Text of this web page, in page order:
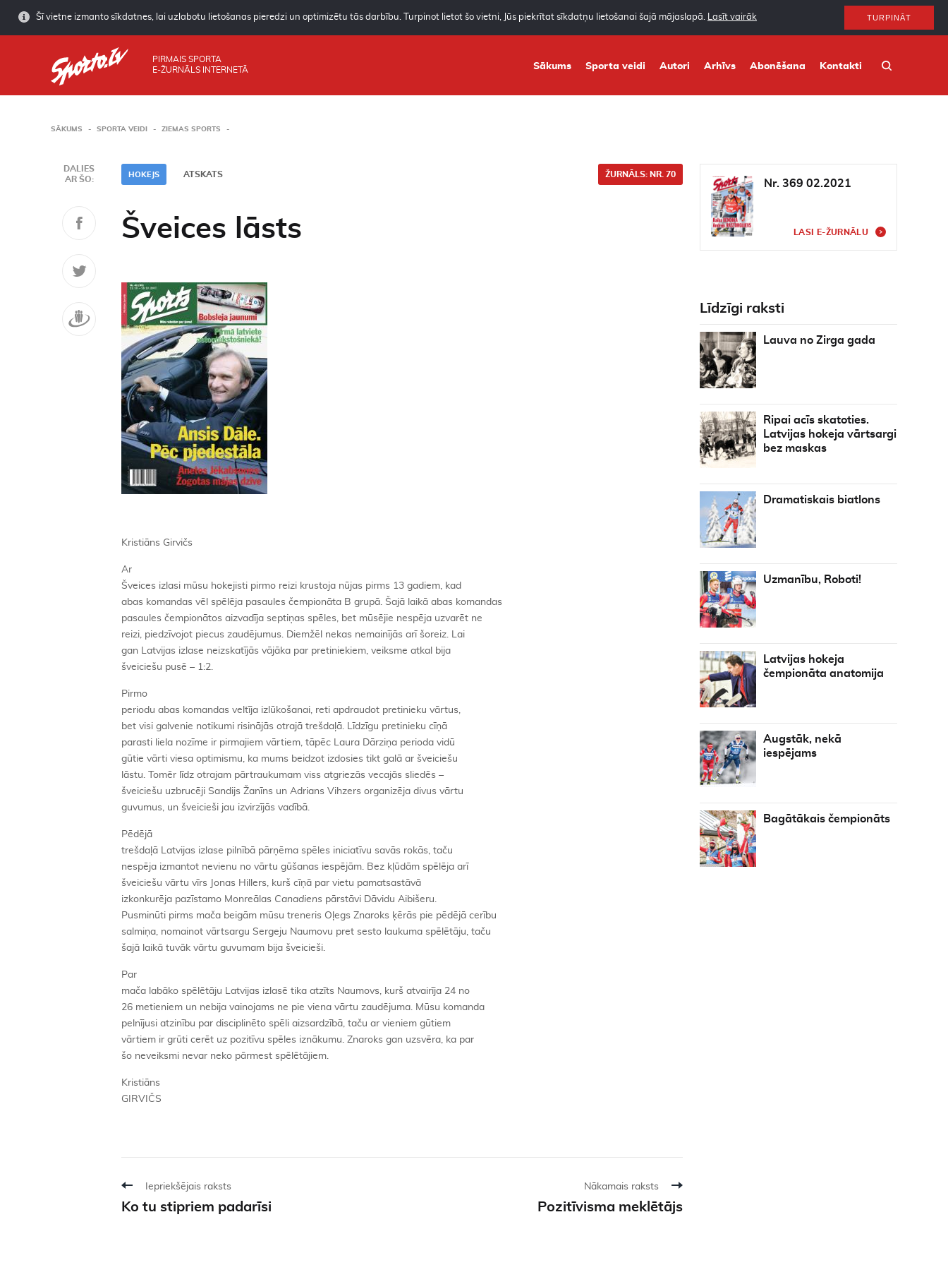
Šī vietne izmanto sīkdatnes, lai uzlabotu lietošanas pieredzi un optimizētu tās darbību. Turpinot lietot šo vietni, Jūs piekrītat sīkdatņu lietošanai šajā mājaslapā. Lasīt vairāk TURPINĀT
PIRMAIS SPORTA
E-ŽURNĀLS INTERNETĀ
Sākums Sporta veidi Autori Arhīvs Abonēšana Kontakti
SĀKUMS SPORTA VEIDI ZIEMAS SPORTS
DALIES
AR ŠO:
HOKEJS ŽURNĀLS: NR. 70
ATSKATS
Šveices lāsts
Kristiāns Girvičs
Ar
Šveices izlasi mūsu hokejisti pirmo reizi krustoja nūjas pirms 13 gadiem, kad
abas komandas vēl spēlēja pasaules čempionāta B grupā. Šajā laikā abas komandas
pasaules čempionātos aizvadīja septiņas spēles, bet mūsējie nespēja uzvarēt ne
reizi, piedzīvojot piecus zaudējumus. Diemžēl nekas nemainījās arī šoreiz. Lai
gan Latvijas izlase neizskatījās vājāka par pretiniekiem, veiksme atkal bija
šveiciešu pusē – 1:2.
Pirmo
periodu abas komandas veltīja izlūkošanai, reti apdraudot pretinieku vārtus,
bet visi galvenie notikumi risinājās otrajā trešdaļā. Līdzīgu pretinieku cīņā
parasti liela nozīme ir pirmajiem vārtiem, tāpēc Laura Dārziņa perioda vidū
gūtie vārti viesa optimismu, ka mums beidzot izdosies tikt galā ar šveiciešu
lāstu. Tomēr līdz otrajam pārtraukumam viss atgriezās vecajās sliedēs –
šveiciešu uzbrucēji Sandijs Žanīns un Adrians Vihzers organizēja divus vārtu
guvumus, un šveicieši jau izvirzījās vadībā.
Pēdējā
trešdaļā Latvijas izlase pilnībā pārņēma spēles iniciatīvu savās rokās, taču
nespēja izmantot nevienu no vārtu gūšanas iespējām. Bez kļūdām spēlēja arī
šveiciešu vārtu vīrs Jonas Hillers, kurš cīņā par vietu pamatsastāvā
izkonkurēja pazīstamo Monreālas Canadiens pārstāvi Dāvidu Aibišeru.
Pusminūti pirms mača beigām mūsu treneris Oļegs Znaroks ķērās pie pēdējā cerību
salmiņa, nomainot vārtsargu Sergeju Naumovu pret sesto laukuma spēlētāju, taču
šajā laikā tuvāk vārtu guvumam bija šveicieši.
Par
mača labāko spēlētāju Latvijas izlasē tika atzīts Naumovs, kurš atvairīja 24 no
26 metieniem un nebija vainojams ne pie viena vārtu zaudējuma. Mūsu komanda
pelnījusi atzinību par disciplinēto spēli aizsardzībā, taču ar vieniem gūtiem
vārtiem ir grūti cerēt uz pozitīvu spēles iznākumu. Znaroks gan uzsvēra, ka par
šo neveiksmi nevar neko pārmest spēlētājiem.
Kristiāns
GIRVIČS
Iepriekšējais raksts
Ko tu stipriem padarīsi
Nākamais raksts
Pozitīvisma meklētājs
Nr. 369 02.2021
LASI E-ŽURNĀLU
Līdzīgi raksti
Lauva no Zirga gada
Ripai acīs skatoties.
Latvijas hokeja vārtsargi
bez maskas
Dramatiskais biatlons
Uzmanību, Roboti!
Latvijas hokeja
čempionāta anatomija
Augstāk, nekā
iespējams
Bagātākais čempionāts